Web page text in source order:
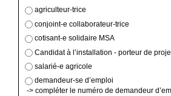
agriculteur-trice
conjoint-e collaborateur-trice
cotisant-e solidaire MSA
Candidat à l’installation - porteur de
salarié-e agricole
demandeur-se d’emploi
-> compléter le numéro de demandeur